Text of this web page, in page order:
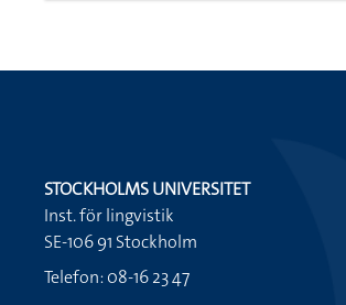
STOCKHOLMS UNIVERSITET
Inst. för lingvistik
SE-106 91 Stockholm
Telefon: 08-16 23 47